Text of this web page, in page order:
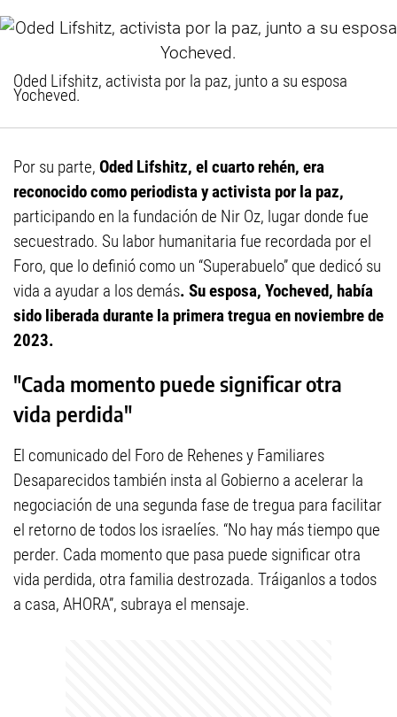
Oded Lifshitz, activista por la paz, junto a su esposa
Yocheved.
Por su parte, Oded Lifshitz, el cuarto rehén, era
reconocido como periodista y activista por la paz,
participando en la fundación de Nir Oz, lugar donde fue
secuestrado. Su labor humanitaria fue recordada por el
Foro, que lo definió como un “Superabuelo” que dedicó su
vida a ayudar a los demás. Su esposa, Yocheved, había
sido liberada durante la primera tregua en noviembre de
2023.
"Cada momento puede significar otra
vida perdida"
El comunicado del Foro de Rehenes y Familiares
Desaparecidos también insta al Gobierno a acelerar la
negociación de una segunda fase de tregua para facilitar
el retorno de todos los israelíes. “No hay más tiempo que
perder. Cada momento que pasa puede significar otra
vida perdida, otra familia destrozada. Tráiganlos a todos
a casa, AHORA”, subraya el mensaje.